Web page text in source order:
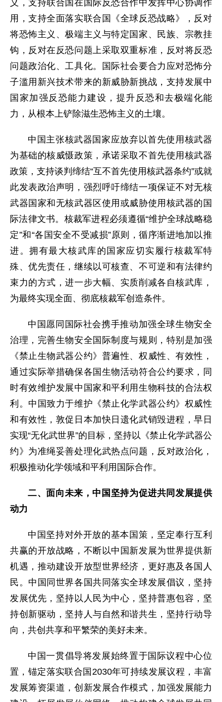
义，支持联合国在国际反恐合作中发挥中心协调作
用，支持全面落实联合国《全球反恐战略》，反对
将恐怖主义、极端主义与特定国家、民族、宗教挂
钩，反对在反恐问题上采取双重标准，反对将反恐
问题政治化、工具化。国际社会要合力应对恐怖分
子滥用新兴技术带来的新威胁新挑战，支持发展中
国家加强反恐能力建设，提升反恐和去极端化能
力，从根本上铲除滋生恐怖主义的土壤。
中国主张核武器国家应放弃以首先使用核武器
为基础的核威慑政策，承诺采取不首先使用核武器
政策，支持谈判缔结“互不首先使用核武器条约”或就
此发表政治声明，强烈呼吁缔结一项保证不对无核
武器国家和无核武器区使用或威胁使用核武器的国
际法律文书。核裁军进程必须遵循“维护全球战略稳
定”和“各国安全不受减损”原则，循序渐进地加以推
进。拥有最大核武库的国家应切实履行核裁军特
殊、优先责任，继续以可核查、不可逆和有法律约
束力的方式，进一步大幅、实质削减各自核武库，
为最终实现全面、彻底核裁军创造条件。
中国愿同国际社会携手推动加强全球生物安全
治理，完善生物安全国际制度与规则，特别是加强
《禁止生物武器公约》普遍性、权威性、有效性，
通过实际举措确保各国生物活动符合公约要求，同
时有效维护发展中国家和平利用生物科技的合法权
利。中国致力于维护《禁止化学武器公约》权威性
和有效性，敦促日本加快日遗化武销毁进程，早日
实现“无化武世界”的目标，坚持以《禁止化学武器公
约》为准绳妥善处理化武热点问题，反对政治化，
积极推动化学领域和平利用国际合作。
二、面向未来，中国坚持为促进共同发展提供
动力
中国坚持对外开放的基本国策，坚定奉行互利
共赢的开放战略，不断以中国新发展为世界提供新
机遇，推动建设开放型世界经济，更好惠及各国人
民。中国同世界各国共同落实全球发展倡议，坚持
发展优先，坚持以人民为中心，坚持普惠包容，坚
持创新驱动，坚持人与自然和谐共生，坚持行动导
向，共创共享和平繁荣的美好未来。
中国一贯倡导将发展始终置于国际议程中心位
置，锚定落实联合国2030年可持续发展议程，丰富
发展筹资渠道，创新发展合作模式，加强发展能力